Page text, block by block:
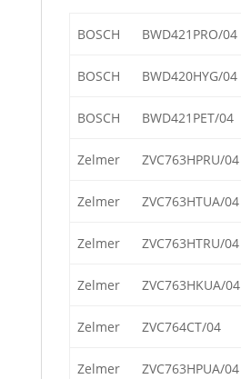
BOSCH BWD421PRO/04
BOSCH BWD420HYG/04
BOSCH BWD421PET/04
Zelmer ZVC763HPRU/04
Zelmer ZVC763HTUA/04
Zelmer ZVC763HTRU/04
Zelmer ZVC763HKUA/04
Zelmer ZVC764CT/04
Zelmer ZVC763HPUA/04